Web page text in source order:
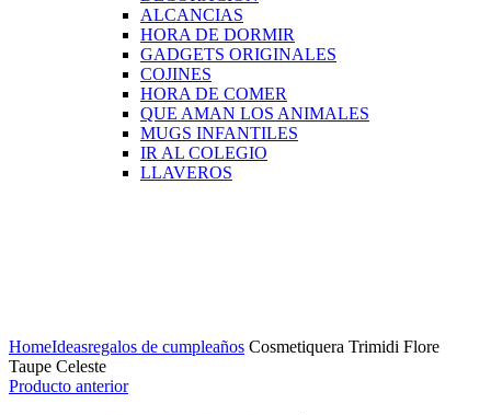
ALCANCIAS
HORA DE DORMIR
GADGETS ORIGINALES
COJINES
HORA DE COMER
QUE AMAN LOS ANIMALES
MUGS INFANTILES
IR AL COLEGIO
LLAVEROS
HomeIdeasregalos de cumpleaños Cosmetiquera Trimidi Flore
Taupe Celeste
Producto anterior